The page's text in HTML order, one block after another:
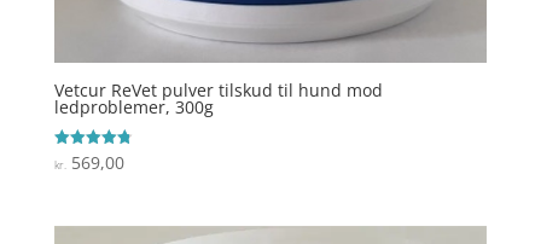
Vetcur ReVet pulver tilskud til hund mod
ledproblemer, 300g
Vurderet
4.8
kr. 569,00